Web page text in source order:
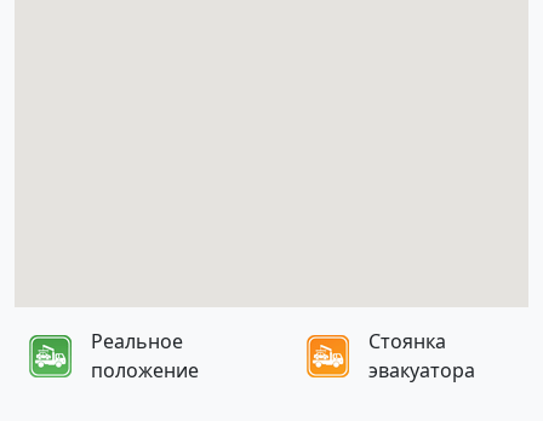
Реальное
положение
Стоянка
эвакуатора